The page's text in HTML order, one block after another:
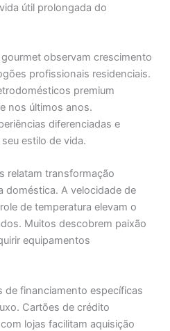
útil prolongada do
observam crescimento
profissionais residenciais.
premium
nos últimos anos.
diferenciadas e
estilo de vida.
relatam transformação
doméstica. A velocidade de
de temperatura elevam o
Muitos descobrem paixão
equipamentos
de financiamento específicas
Cartões de crédito
lojas facilitam aquisição